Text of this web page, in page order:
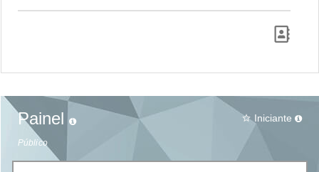
Painel
Público
star_border Iniciante